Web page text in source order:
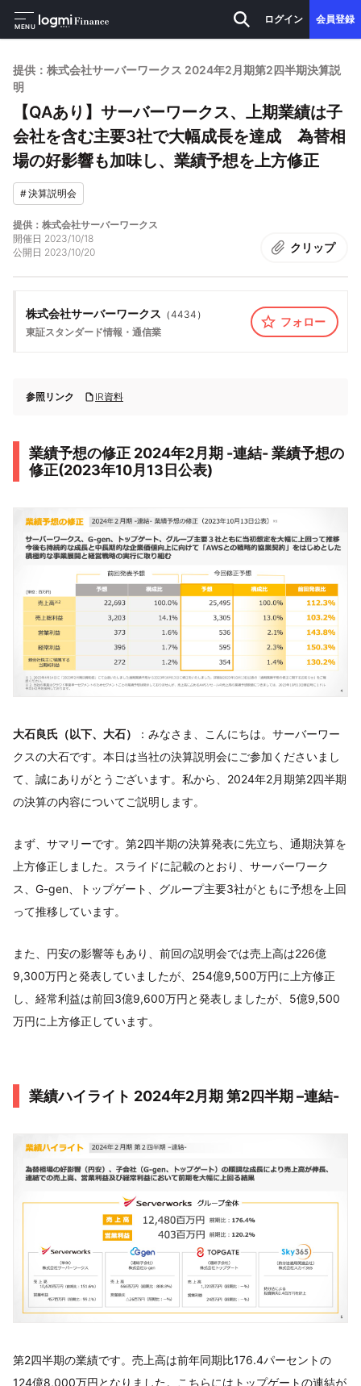
MENU
ログイン 会員登録
提供：株式会社サーバーワークス 2024年2月期第2四半期決算説
明
【QAあり】サーバーワークス、上期業績は子
会社を含む主要3社で大幅成長を達成 為替相
場の好影響も加味し、業績予想を上方修正
#決算説明会
提供：株式会社サーバーワークス
開催日 2023/10/18
公開日 2023/10/20 クリップ
株式会社サーバーワークス （4434 ）
東証スタンダード情報・通信業
フォロー
参照リンク IR資料
業績予想の修正 2024年2月期 -連結- 業績予想の
修正(2023年10月13日公表)
大石良氏（以下、大石）
：みなさま、こんにちは。サーバーワー
クスの大石です。本日は当社の決算説明会にご参加くださいまし
て、誠にありがとうございます。私から、2024年2月期第2四半期
の決算の内容についてご説明します。
まず、サマリーです。第2四半期の決算発表に先立ち、通期決算を
上方修正しました。スライドに記載のとおり、サーバーワーク
ス、G-gen、トップゲート、グループ主要3社がともに予想を上回
って推移しています。
また、円安の影響等もあり、前回の説明会では売上高は226億
9,300万円と発表していましたが、254億9,500万円に上方修正
し、経常利益は前回3億9,600万円と発表しましたが、5億9,500
万円に上方修正しています。
業績ハイライト 2024年2月期 第2四半期 –連結-
第2四半期の業績です。売上高は前年同期比176.4パーセントの
124億8,000万円となりました。こちらにはトップゲートの連結が